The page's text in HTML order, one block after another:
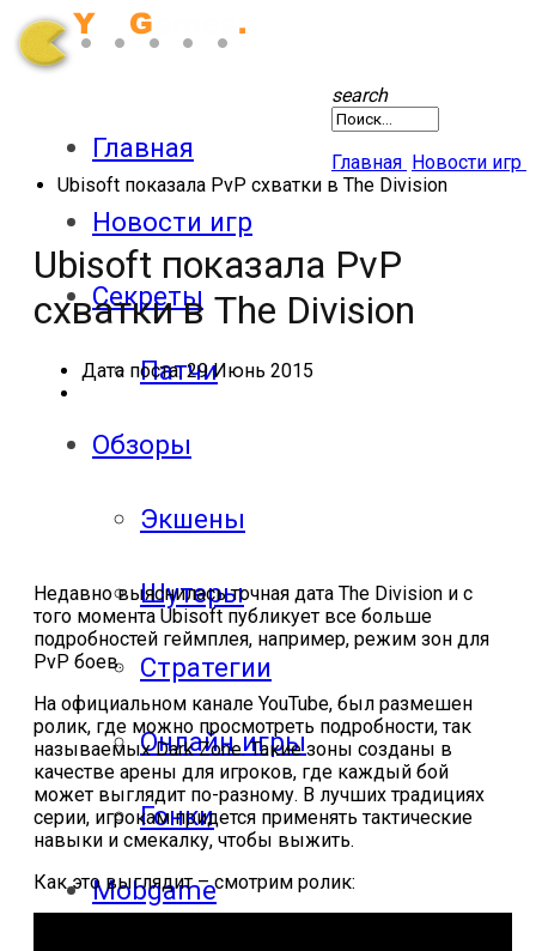
Главная
Новости игр
Секреты
Патчи
Обзоры
Экшены
Шутеры
Стратегии
Онлайн игры
Гонки
Mobgame
search
Главная Новости игр
Ubisoft показала PvP схватки в The Division
Ubisoft показала PvP
схватки в The Division
Дата поста:29 Июнь 2015
Недавно выяснилась точная дата The Division и с
того момента Ubisoft публикует все больше
подробностей геймплея, например, режим зон для
PvP боев.
На официальном канале YouTube, был размешен
ролик, где можно просмотреть подробности, так
называемых Dark Zone. Такие зоны созданы в
качестве арены для игроков, где каждый бой
может выглядит по-разному. В лучших традициях
серии, игрокам придется применять тактические
навыки и смекалку, чтобы выжить.
Как это выглядит – смотрим ролик: